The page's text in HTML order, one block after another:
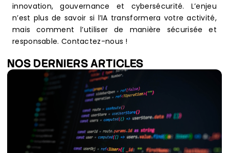
innovation, gouvernance et cybersécurité. L’enjeu
n’est plus de savoir si l’IA transformera votre activité,
mais comment l’utiliser de manière sécurisée et
responsable. Contactez-nous !
NOS DERNIERS ARTICLES